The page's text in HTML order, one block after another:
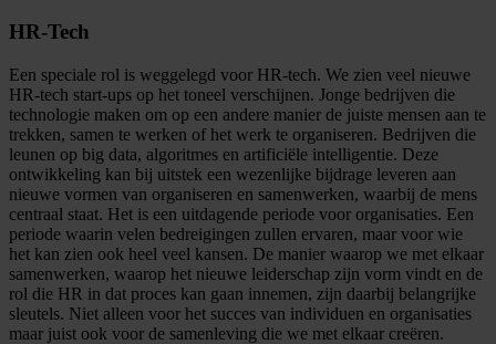
HR-Tech
Een speciale rol is weggelegd voor HR-tech. We zien veel nieuwe
HR-tech start-ups op het toneel verschijnen. Jonge bedrijven die
technologie maken om op een andere manier de juiste mensen aan te
trekken, samen te werken of het werk te organiseren. Bedrijven die
leunen op big data, algoritmes en artificiële intelligentie. Deze
ontwikkeling kan bij uitstek een wezenlijke bijdrage leveren aan
nieuwe vormen van organiseren en samenwerken, waarbij de mens
centraal staat. Het is een uitdagende periode voor organisaties. Een
periode waarin velen bedreigingen zullen ervaren, maar voor wie
het kan zien ook heel veel kansen. De manier waarop we met elkaar
samenwerken, waarop het nieuwe leiderschap zijn vorm vindt en de
rol die HR in dat proces kan gaan innemen, zijn daarbij belangrijke
sleutels. Niet alleen voor het succes van individuen en organisaties
maar juist ook voor de samenleving die we met elkaar creëren.